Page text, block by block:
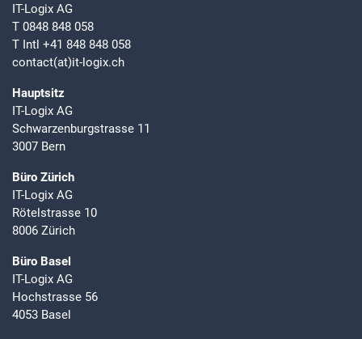
IT-Logix AG
T 0848 848 058
T Intl +41 848 848 058
contact(at)it-logix.ch
Hauptsitz
IT-Logix AG
Schwarzenburgstrasse 11
3007 Bern
Büro Zürich
IT-Logix AG
Rötelstrasse 10
8006 Zürich
Büro Basel
IT-Logix AG
Hochstrasse 56
4053 Basel